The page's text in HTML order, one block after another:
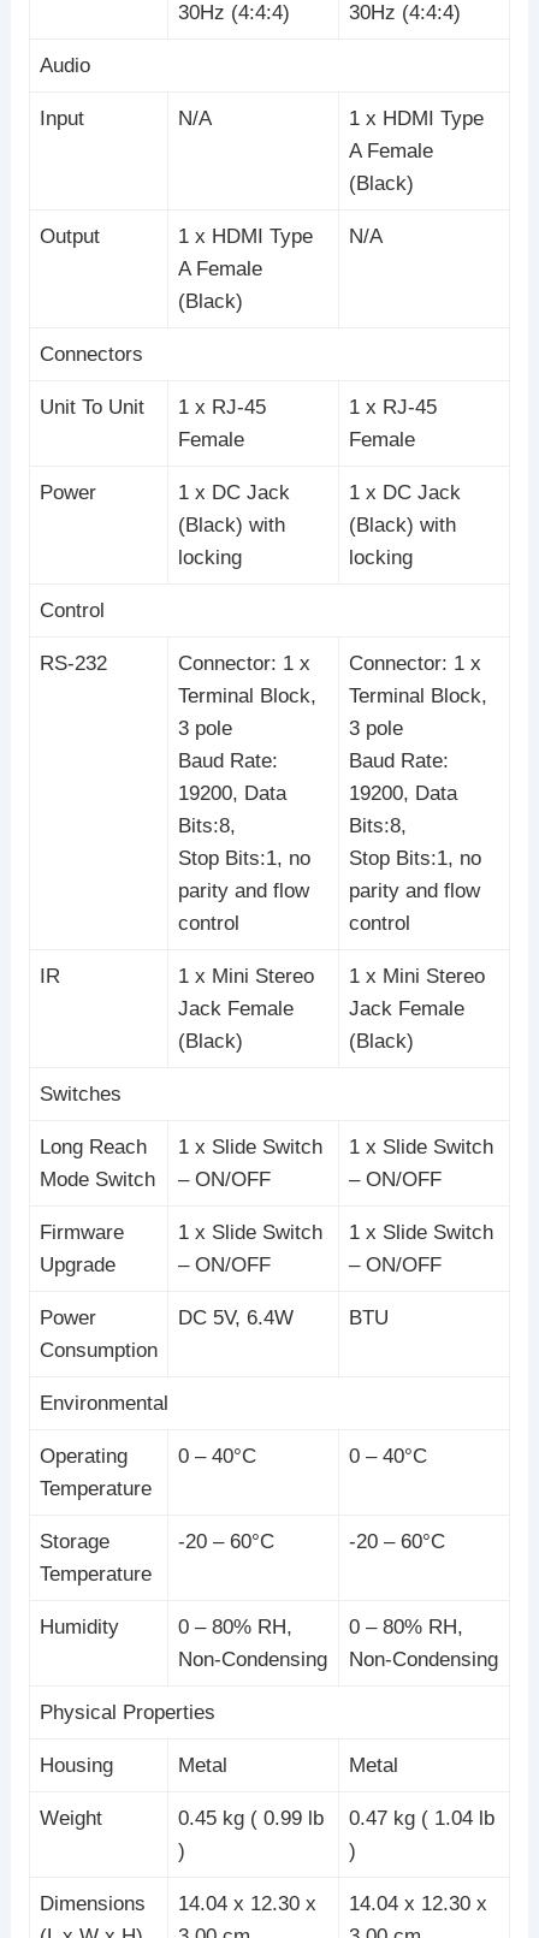
30Hz (4:4:4)
30Hz (4:4:4)
Audio
Input N/A
1 x HDMI Type
A Female
(Black)
Output
1 x HDMI Type
A Female
(Black)
N/A
Connectors
Unit To Unit
1 x RJ-45
Female
1 x RJ-45
Female
Power
1 x DC Jack
(Black) with
locking
1 x DC Jack
(Black) with
locking
Control
RS-232
Connector: 1 x
Terminal Block,
3 pole
Baud Rate:
19200, Data
Bits:8,
Stop Bits:1, no
parity and flow
control
Connector: 1 x
Terminal Block,
3 pole
Baud Rate:
19200, Data
Bits:8,
Stop Bits:1, no
parity and flow
control
IR
1 x Mini Stereo
Jack Female
(Black)
1 x Mini Stereo
Jack Female
(Black)
Switches
Long Reach
Mode Switch
1 x Slide Switch
– ON/OFF
1 x Slide Switch
– ON/OFF
Firmware
Upgrade
1 x Slide Switch
– ON/OFF
1 x Slide Switch
– ON/OFF
Power
Consumption
DC 5V, 6.4W BTU
Environmental
Operating
Temperature
0 – 40°C 0 – 40°C
Storage
Temperature
-20 – 60°C -20 – 60°C
Humidity
0 – 80% RH,
Non-Condensing
0 – 80% RH,
Non-Condensing
Physical Properties
Housing Metal Metal
Weight
0.45 kg ( 0.99 lb
)
0.47 kg ( 1.04 lb
)
Dimensions
14.04 x 12.30 x
14.04 x 12.30 x